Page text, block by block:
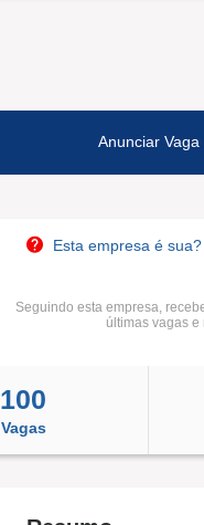
Anunciar Vaga
Esta empresa é
Seguindo esta empresa,
últimas vagas
100
Vagas